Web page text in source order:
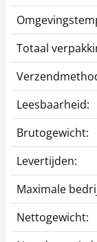
Totaal
Leesbaarheid:
Brutogewicht:
Levertijden:
Maximale
Nettogewicht: